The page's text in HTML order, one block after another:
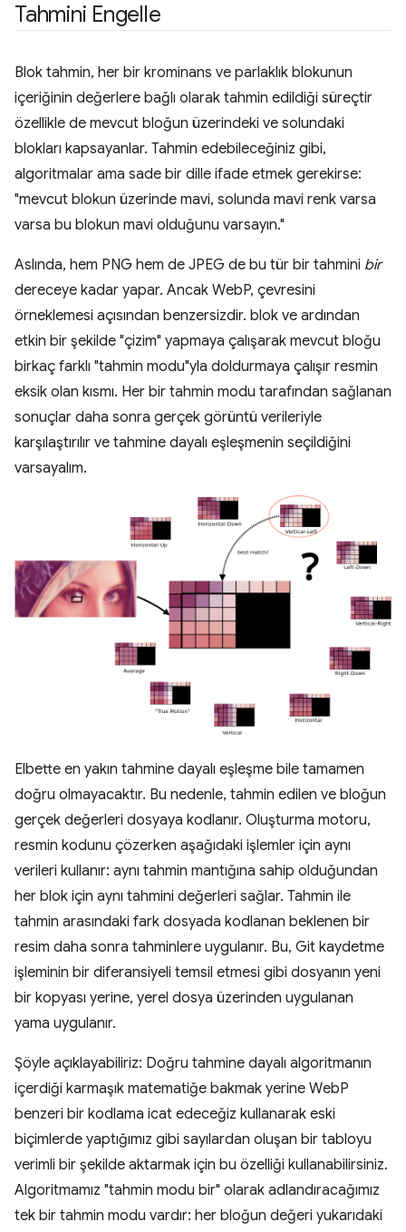
Tahmini Engelle
Blok tahmin, her bir krominans ve parlaklık blokunun
içeriğinin değerlere bağlı olarak tahmin edildiği süreçtir
özellikle de mevcut bloğun üzerindeki ve solundaki
blokları kapsayanlar. Tahmin edebileceğiniz gibi,
algoritmalar ama sade bir dille ifade etmek gerekirse:
"mevcut blokun üzerinde mavi, solunda mavi renk varsa
varsa bu blokun mavi olduğunu varsayın."
Aslında, hem PNG hem de JPEG de bu tür bir tahmini bir
dereceye kadar yapar. Ancak WebP, çevresini
örneklemesi açısından benzersizdir. blok ve ardından
etkin bir şekilde "çizim" yapmaya çalışarak mevcut bloğu
birkaç farklı "tahmin modu"yla doldurmaya çalışır resmin
eksik olan kısmı. Her bir tahmin modu tarafından sağlanan
sonuçlar daha sonra gerçek görüntü verileriyle
karşılaştırılır ve tahmine dayalı eşleşmenin seçildiğini
varsayalım.
Elbette en yakın tahmine dayalı eşleşme bile tamamen
doğru olmayacaktır. Bu nedenle, tahmin edilen ve bloğun
gerçek değerleri dosyaya kodlanır. Oluşturma motoru,
resmin kodunu çözerken aşağıdaki işlemler için aynı
verileri kullanır: aynı tahmin mantığına sahip olduğundan
her blok için aynı tahmini değerleri sağlar. Tahmin ile
tahmin arasındaki fark dosyada kodlanan beklenen bir
resim daha sonra tahminlere uygulanır. Bu, Git kaydetme
işleminin bir diferansiyeli temsil etmesi gibi dosyanın yeni
bir kopyası yerine, yerel dosya üzerinden uygulanan
yama uygulanır.
Şöyle açıklayabiliriz: Doğru tahmine dayalı algoritmanın
içerdiği karmaşık matematiğe bakmak yerine WebP
benzeri bir kodlama icat edeceğiz kullanarak eski
biçimlerde yaptığımız gibi sayılardan oluşan bir tabloyu
verimli bir şekilde aktarmak için bu özelliği kullanabilirsiniz.
Algoritmamız "tahmin modu bir" olarak adlandıracağımız
tek bir tahmin modu vardır: her bloğun değeri yukarıdaki